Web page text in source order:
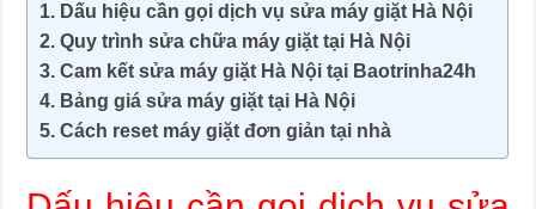
Dấu hiệu cần gọi dịch vụ sửa máy giặt Hà Nội
Quy trình sửa chữa máy giặt tại Hà Nội
Cam kết sửa máy giặt Hà Nội tại Baotrinha24h
Bảng giá sửa máy giặt tại Hà Nội
Cách reset máy giặt đơn giản tại nhà